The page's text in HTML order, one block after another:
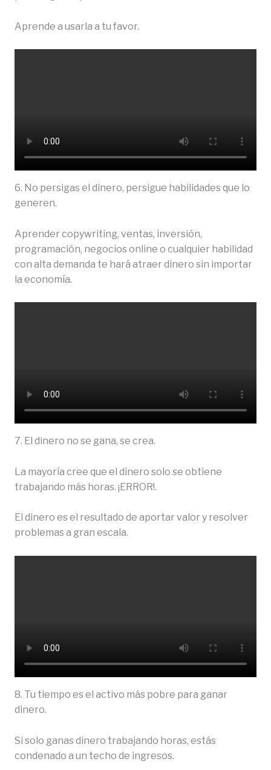
Aprende a usarla a tu favor.
6. No persigas el dinero, persigue habilidades que lo
generen.
Aprender copywriting, ventas, inversión,
programación, negocios online o cualquier habilidad
con alta demanda te hará atraer dinero sin importar
la economía.
7. El dinero no se gana, se crea.
La mayoría cree que el dinero solo se obtiene
trabajando más horas. ¡ERROR!.
El dinero es el resultado de aportar valor y resolver
problemas a gran escala.
8. Tu tiempo es el activo más pobre para ganar
dinero.
Si solo ganas dinero trabajando horas, estás
condenado a un techo de ingresos.